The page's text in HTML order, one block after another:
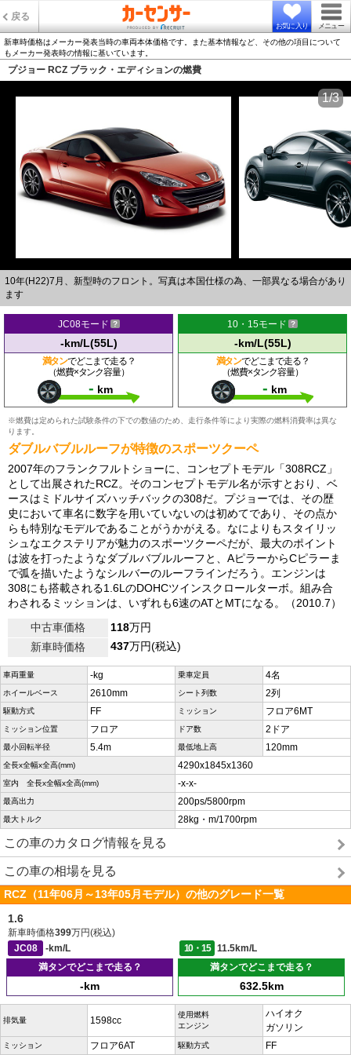
戻る
お気に入り メニュー
新車時価格はメーカー発表当時の車両本体価格です。また基本情報など、その他の項目について
もメーカー発表時の情報に基いています。
プジョー RCZ ブラック・エディションの燃費
10年(H22)7月、新型時のフロント。写真は本国仕様の為、一部異なる場合があり
ます
1/3
JC08モード
-km/L(55L)
満タンでどこまで走る？
（燃費×タンク容量）
- km
10・15モード
-km/L(55L)
満タンでどこまで走る？
（燃費×タンク容量）
- km
※燃費は定められた試験条件の下での数値のため、走行条件等により実際の燃料消費率は異な
ります。
ダブルバブルルーフが特徴のスポーツクーペ
2007年のフランクフルトショーに、コンセプトモデル「308RCZ」
として出展されたRCZ。そのコンセプトモデル名が示すとおり、ベ
ースはミドルサイズハッチバックの308だ。プジョーでは、その歴
史において車名に数字を用いていないのは初めてであり、その点か
らも特別なモデルであることがうかがえる。なによりもスタイリッ
シュなエクステリアが魅力のスポーツクーペだが、最大のポイント
は波を打ったようなダブルバブルルーフと、AピラーからCピラーま
で弧を描いたようなシルバーのルーフラインだろう。エンジンは
308にも搭載される1.6LのDOHCツインスクロールターボ。組み合
わされるミッションは、いずれも6速のATとMTになる。（2010.7）
中古車価格
118万円
新車時価格
437万円(税込)
車両重量 -kg 乗車定員 4名
ホイールベース 2610mm シート列数 2列
駆動方式 FF ミッション フロア6MT
ミッション位置 フロア ドア数 2ドア
最小回転半径 5.4m 最低地上高 120mm
全長x全幅x全高(mm) 4290x1845x1360
室内 全長x全幅x全高(mm) -x-x-
最高出力 200ps/5800rpm
最大トルク 28kg・m/1700rpm
この車のカタログ情報を見る
この車の相場を見る
RCZ（11年06月～13年05月モデル）の他のグレード一覧
1.6
新車時価格399万円(税込)
JC08
-km/L 10・15
11.5km/L
満タンでどこまで走る？
-km
満タンでどこまで走る？
632.5km
排気量 1598cc
使用燃料
エンジン
ハイオク
ガソリン
ミッション フロア6AT 駆動方式 FF